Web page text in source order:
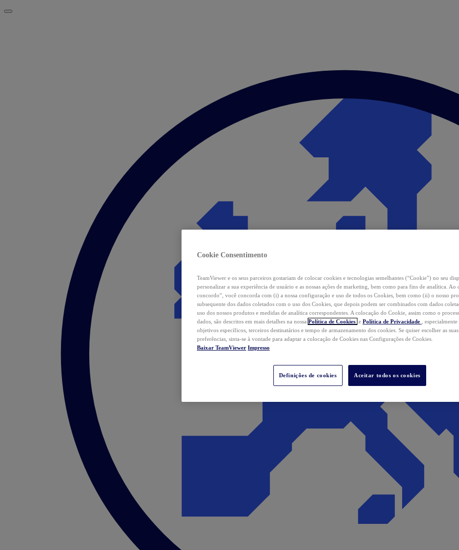
Cookie Consentimento
TeamViewer e os seus parceiros gostariam de colocar cookies e tecnologias semelhantes (“Cookie”) no seu
personalizar a sua experiência de usuário e as nossas ações de marketing, bem como para fins de analítica. Ao
concordo”, você concorda com (i) a nossa configuração e uso de todos os Cookies, bem como (ii) o nosso
subsequente dos dados coletados com o uso dos Cookies, que depois podem ser combinados com dados
uso dos nossos produtos e medidas de analítica correspondentes. A colocação do Cookie, assim como o
dados, são descritos em mais detalhes na nossa Política de Cookies e Política de Privacidade
,
objetivos específicos, terceiros destinatários e tempo de armazenamento dos cookies. Se quiser escolher as
preferências, sinta-se à vontade para adaptar a colocação de Cookies nas Configurações de Cookies.
Baixar TeamViewer Impresso
Definições de cookies Aceitar todos os cookies